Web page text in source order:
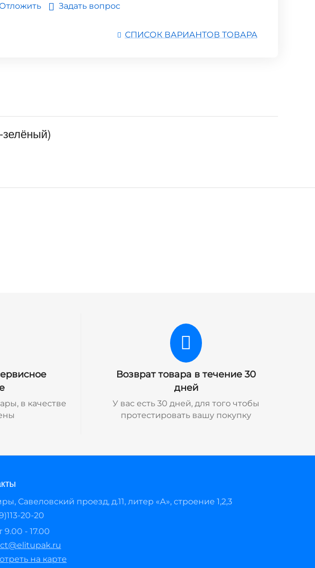
Отложить Задать вопрос
СПИСОК ВАРИАНТОВ ТОВАРА
в качестве
Возврат товара в течение 30
дней
У вас есть 30 дней, для того чтобы
протестировать вашу покупку
Савеловский проезд, д.11, литер «А», строение 1,2,3
20-20
9.00 - 17.00
на карте